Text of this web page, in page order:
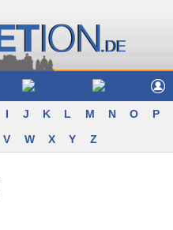
I J K L M N O
P
V W X Y Z